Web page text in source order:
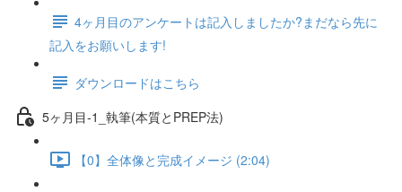
4ヶ月目のアンケートは記入しましたか?まだなら先に
記入をお願いします!
ダウンロードはこちら
5ヶ月目-1_執筆(本質とPREP法)
【0】全体像と完成イメージ (2:04)